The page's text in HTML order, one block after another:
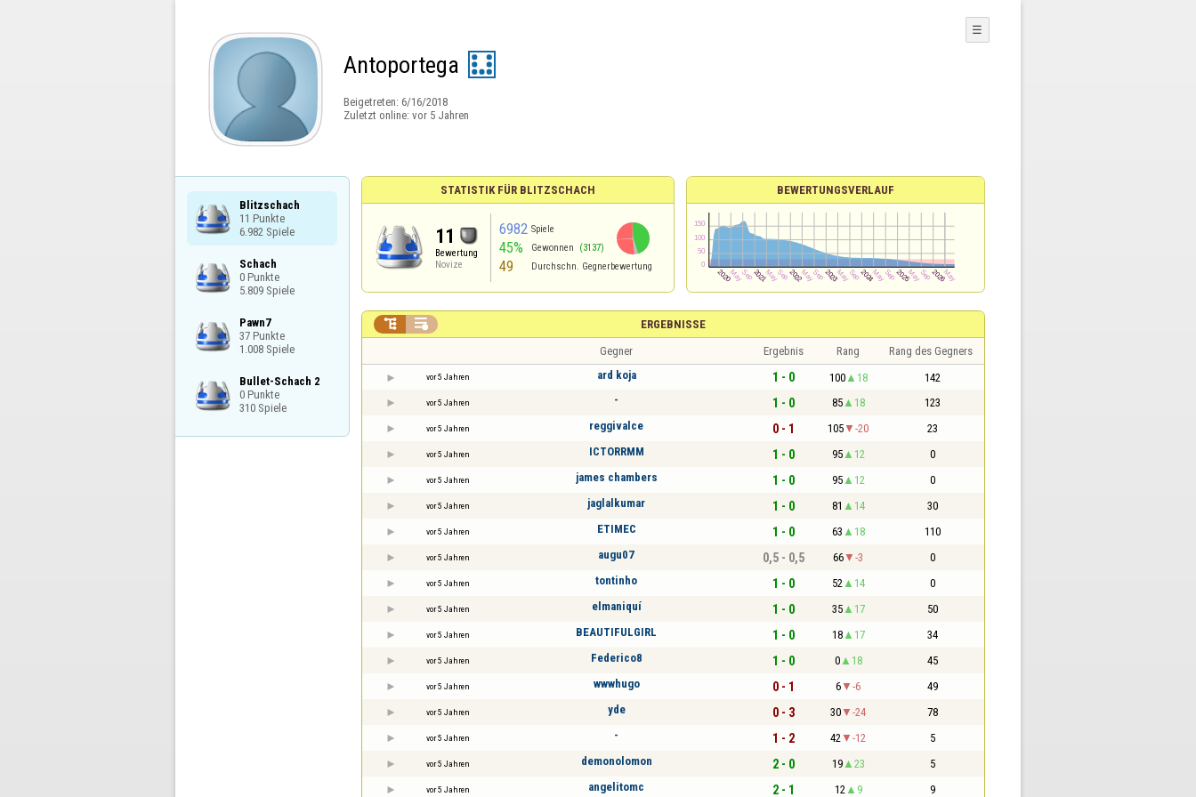
Antoportega
Beigetreten: 6/16/2018
Zuletzt online: vor 5 Jahren
☰
Blitzschach
11 Punkte
6.982 Spiele
Schach
0 Punkte
5.809 Spiele
Pawn7
37 Punkte
1.008 Spiele
Bullet-Schach 2
0 Punkte
310 Spiele
STATISTIK FÜR BLITZSCHACH
11
Bewertung
Novize
6982 Spiele
45% Gewonnen (3137)
49 Durchschn. Gegnerbewertung
BEWERTUNGSVERLAUF
ERGEBNISSE
 
Gegner Ergebnis Rang Rang des Gegners
vor 5 Jahren ard koja 1 - 0 100 18 142
vor 5 Jahren - 1 - 0 85 18 123
vor 5 Jahren reggivalce 0 - 1 105 -20 23
vor 5 Jahren ICTORRMM 1 - 0 95 12 0
vor 5 Jahren james chambers 1 - 0 95 12 0
vor 5 Jahren jaglalkumar 1 - 0 81 14 30
vor 5 Jahren ETIMEC 1 - 0 63 18 110
vor 5 Jahren augu07 0,5 - 0,5 66 -3 0
vor 5 Jahren tontinho 1 - 0 52 14 0
vor 5 Jahren elmaniquí 1 - 0 35 17 50
vor 5 Jahren BEAUTIFULGIRL 1 - 0 18 17 34
vor 5 Jahren Federico8 1 - 0 0 18 45
vor 5 Jahren wwwhugo 0 - 1 6 -6 49
vor 5 Jahren yde 0 - 3 30 -24 78
vor 5 Jahren - 1 - 2 42 -12 5
vor 5 Jahren demonolomon 2 - 0 19 23 5
vor 5 Jahren angelitomc 2 - 1 12 9 9